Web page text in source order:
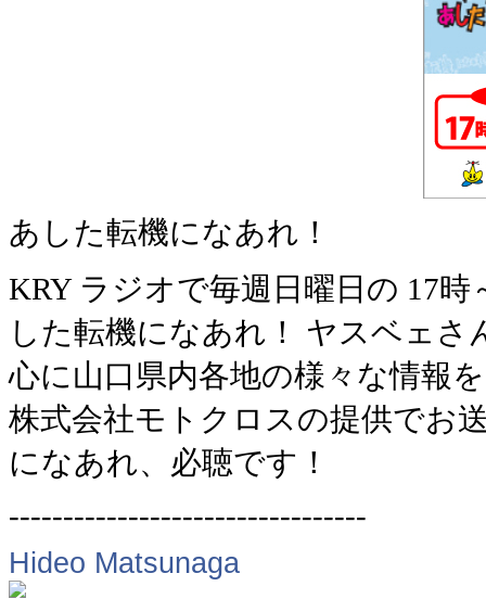
あした転機になあれ！
KRY ラジオで毎週日曜日の 17
した転機になあれ！ ヤスベェ
心に山口県内各地の様々な情報
株式会社モトクロスの提供でお
になあれ、必聴です！
---------------------------------
Hideo Matsunaga